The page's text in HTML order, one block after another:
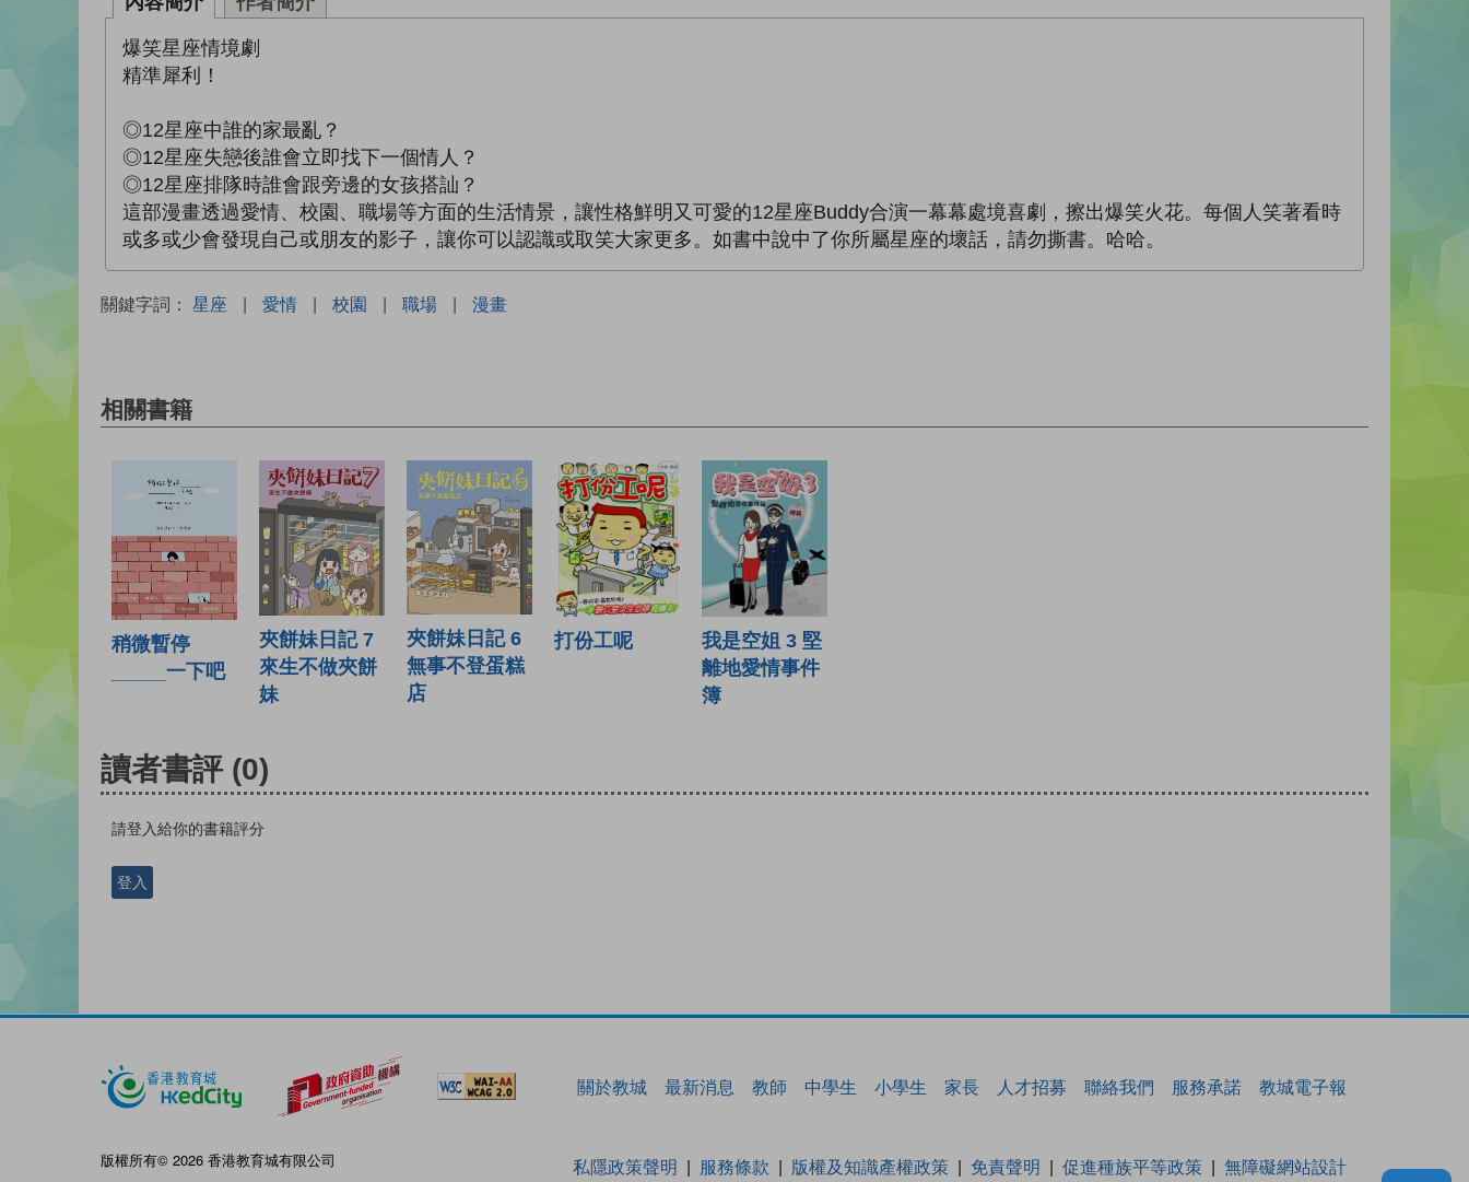
爆笑星座情境劇
精準犀利！
◎12星座中誰的家最亂？
◎12星座失戀後誰會立即找下一個情人？
◎12星座排隊時誰會跟旁邊的女孩搭訕？
這部漫畫透過愛情、校園、職場等方面的生活情景，讓性格鮮明又可愛的12星座Buddy合演一幕幕處境喜劇，擦出爆笑火花。每個人笑著看時
或多或少會發現自己或朋友的影子，讓你可以認識或取笑大家更多。如書中說中了你所屬星座的壞話，請勿撕書。哈哈。
關鍵字詞： 星座 | 愛情 | 校園 | 職場 | 漫畫
相關書籍
稍微暫停
_____一下吧
夾餅妹日記 7
來生不做夾餅
妹
夾餅妹日記 6
無事不登蛋糕
店
打份工呢
我是空姐 3 堅
離地愛情事件
簿
讀者書評 (0)
請登入給你的書籍評分
登入
關於教城 最新消息 教師 中學生 小學生 家長 人才招募 聯絡我們 服務承諾 教城電子報
版權所有© 2026 香港教育城有限公司 私隱政策聲明 服務條款 版權及知識產權政策 免責聲明 促進種族平等政策 無障礙網站設計